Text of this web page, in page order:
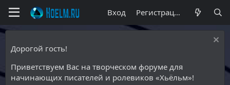
Вход Регистрация
Дорогой гость!
Приветствуем Вас на творческом форуме для
начинающих писателей и ролевиков «Хьёльм»!